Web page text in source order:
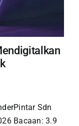
Sdn
Bacaan: 3.9